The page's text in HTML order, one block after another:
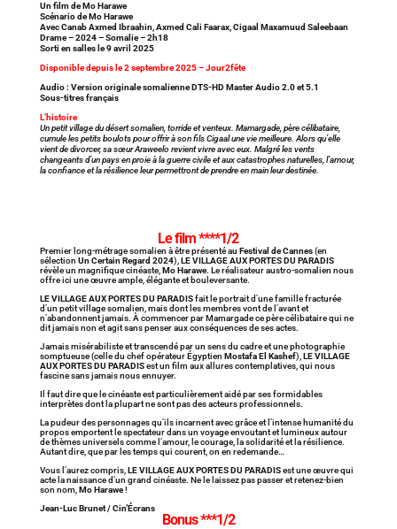
Un film de Mo Harawe
Scénario de Mo Harawe
Avec Canab Axmed Ibraahin, Axmed Cali Faarax, Cigaal Maxamuud Saleebaan
Drame – 2024 – Somalie – 2h18
Sorti en salles le 9 avril 2025
Disponible depuis le 2 septembre 2025 – Jour2fête
Audio : Version originale somalienne DTS-HD Master Audio 2.0 et 5.1
Sous-titres français
L’histoire
Un petit village du désert somalien, torride et venteux. Mamargade, père célibataire,
cumule les petits boulots pour offrir à son fils Cigaal une vie meilleure. Alors qu’elle
vient de divorcer, sa sœur Araweelo revient vivre avec eux. Malgré les vents
changeants d’un pays en proie à la guerre civile et aux catastrophes naturelles, l’amour,
la confiance et la résilience leur permettront de prendre en main leur destinée.
Le film ****1/2
Premier long-métrage somalien à être présenté au Festival de Cannes(en
sélection Un Certain Regard 2024), LE VILLAGE AUX PORTES DU PARADIS
révèle un magnifique cinéaste, Mo Harawe. Le réalisateur austro-somalien nous
offre ici une œuvre ample, élégante et bouleversante.
LE VILLAGE AUX PORTES DU PARADISfait le portrait d’une famille fracturée
d’un petit village somalien, mais dont les membres vont de l’avant et
n’abandonnent jamais. À commencer par Mamargade ce père célibataire qui ne
dit jamais non et agit sans penser aux conséquences de ses actes.
Jamais misérabiliste et transcendé par un sens du cadre et une photographie
somptueuse (celle du chef opérateur Égyptien Mostafa El Kashef), LE VILLAGE
AUX PORTES DU PARADISest un film aux allures contemplatives, qui nous
fascine sans jamais nous ennuyer.
Il faut dire que le cinéaste est particulièrement aidé par ses formidables
interprètes dont la plupart ne sont pas des acteurs professionnels.
La pudeur des personnages qu’ils incarnent avec grâce et l’intense humanité du
propos emportent le spectateur dans un voyage envoutant et lumineux autour
de thèmes universels comme l’amour, le courage, la solidarité et la résilience.
Autant dire, que par les temps qui courent, on en redemande…
Vous l’aurez compris, LE VILLAGE AUX PORTES DU PARADISest une œuvre qui
acte la naissance d’un grand cinéaste. Ne le laissez pas passer et retenez-bien
son nom, Mo Harawe!
Jean-Luc Brunet / Cin’Écrans
Bonus ***1/2